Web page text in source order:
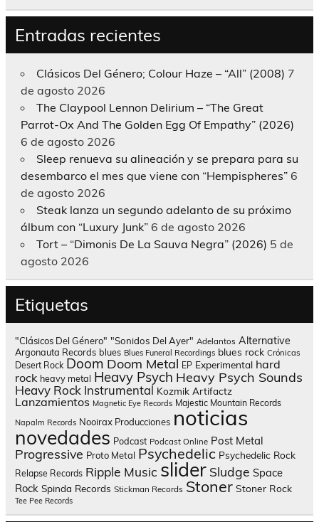
Entradas recientes
Clásicos Del Género; Colour Haze – “All” (2008) 7
de agosto 2026
The Claypool Lennon Delirium – “The Great
Parrot-Ox And The Golden Egg Of Empathy” (2026)
6 de agosto 2026
Sleep renueva su alineación y se prepara para su
desembarco el mes que viene con “Hempispheres” 6
de agosto 2026
Steak lanza un segundo adelanto de su próximo
álbum con “Luxury Junk” 6 de agosto 2026
Tort – “Dimonis De La Sauva Negra” (2026) 5 de
agosto 2026
Etiquetas
"Clásicos Del Género" "Sonidos Del Ayer" Adelantos Alternative
Argonauta Records blues Blues Funeral Recordings blues rock Crónicas
Desert Rock Doom Doom Metal EP Experimental hard
rock heavy metal Heavy Psych Heavy Psych Sounds
Heavy Rock Instrumental Kozmik Artifactz
Lanzamientos Magnetic Eye Records Majestic Mountain Records
Napalm Records Nooirax Producciones noticias
novedades Podcast Podcast Online Post Metal
Progressive Proto Metal Psychedelic Psychedelic Rock
Relapse Records Ripple Music slider Sludge Space
Rock Spinda Records Stickman Records Stoner Stoner Rock
Tee Pee Records